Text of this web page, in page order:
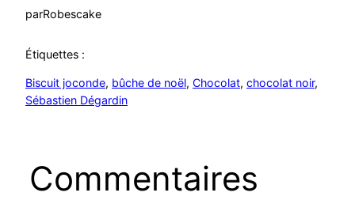
parRobescake
Étiquettes :
Biscuit joconde, bûche de noël, Chocolat, chocolat noir
Sébastien Dégardin
Commentaires